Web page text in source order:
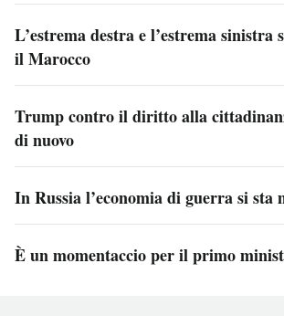
L’estrema destra e l’estrema sinistra
il Marocco
Trump contro il diritto alla
di nuovo
In Russia l’economia di guerra si sta
È un momentaccio per il primo